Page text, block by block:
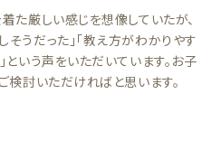
た厳しい感じを想像していたが、
うだった」「教え方がわかりやす
という声をいただいています。お子
検討いただければと思います。